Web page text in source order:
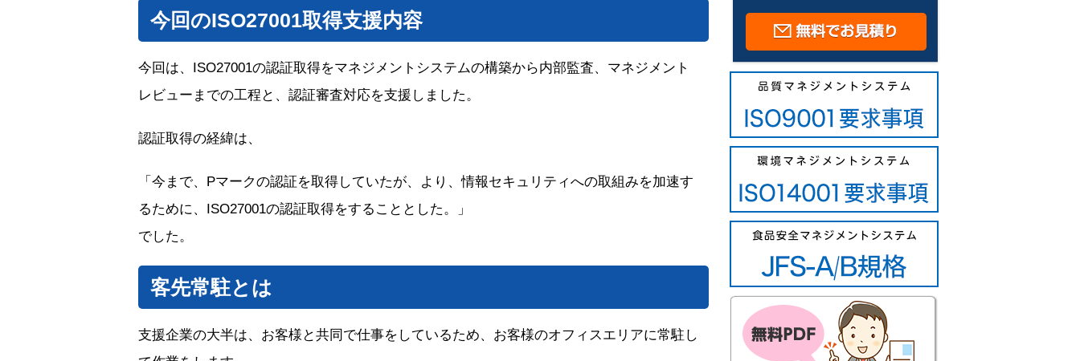
今回のISO27001取得支援内容
今回は、ISO27001の認証取得をマネジメントシステムの構築から内部監査、マネジメント
レビューまでの工程と、認証審査対応を支援しました。
認証取得の経緯は、
「今まで、Pマークの認証を取得していたが、より、情報セキュリティへの取組みを加速す
るために、ISO27001の認証取得をすることとした。」
でした。
客先常駐とは
支援企業の大半は、お客様と共同で仕事をしているため、お客様のオフィスエリアに常駐し